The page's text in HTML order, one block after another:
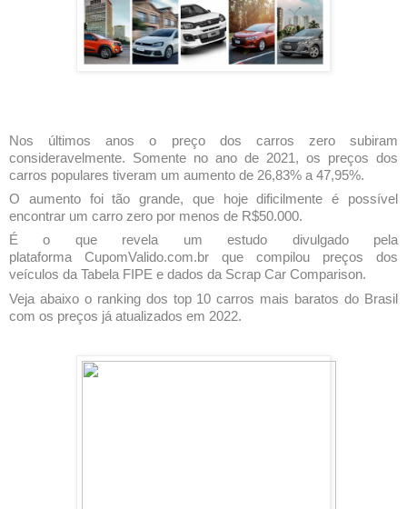
Nos últimos anos o preço dos carros zero subiram
consideravelmente. Somente no ano de 2021, os preços dos
carros populares tiveram um aumento de 26,83% a 47,95%.
O aumento foi tão grande, que hoje dificilmente é possível
encontrar um carro zero por menos de R$50.000.
É o que revela um estudo divulgado pela
plataforma CupomValido.com.br que compilou preços dos
veículos da Tabela FIPE e dados da Scrap Car Comparison.
Veja abaixo o ranking dos top 10 carros mais baratos do Brasil
com os preços já atualizados em 2022.